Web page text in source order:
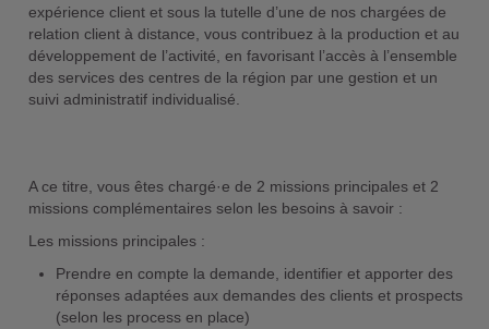
expérience client et sous la tutelle d’une de nos chargées de
relation client à distance, vous contribuez à la production et au
développement de l’activité, en favorisant l’accès à l’ensemble
des services des centres de la région par une gestion et un
suivi administratif individualisé.
A ce titre, vous êtes chargé·e de 2 missions principales et 2
missions complémentaires selon les besoins à savoir :
Les missions principales :
Prendre en compte la demande, identifier et apporter des
réponses adaptées aux demandes des clients et prospects
(selon les process en place)